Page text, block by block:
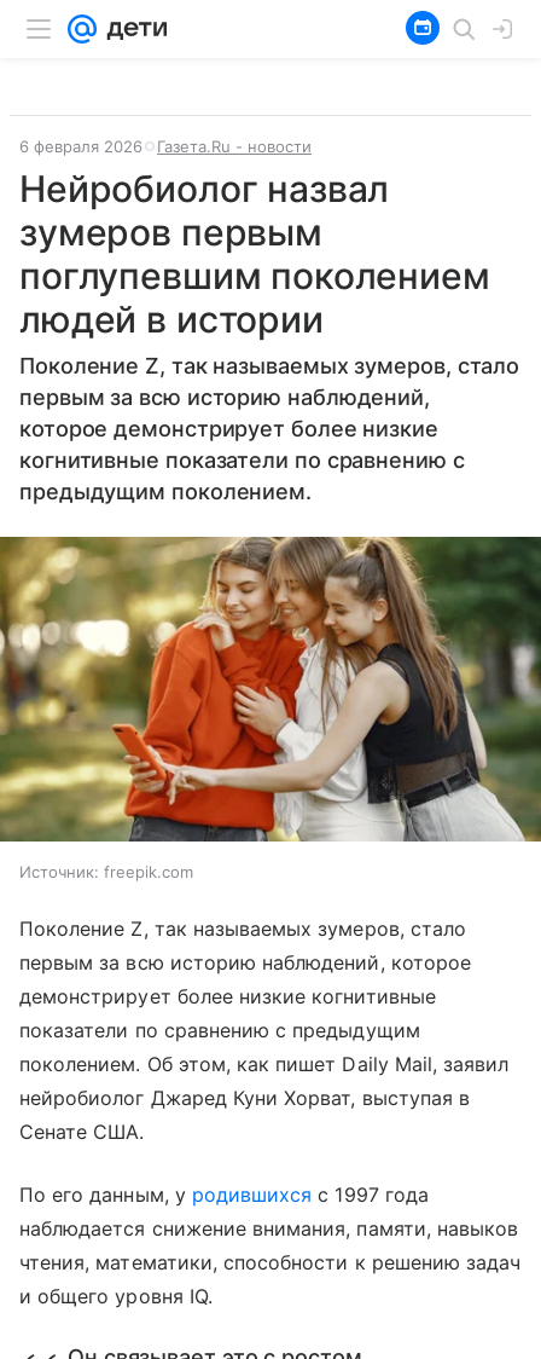
6 февраля 2026 Газета.Ru - новости
Нейробиолог назвал
зумеров первым
поглупевшим поколением
людей в истории
Поколение Z, так называемых зумеров, стало
первым за всю историю наблюдений,
которое демонстрирует более низкие
когнитивные показатели по сравнению с
предыдущим поколением.
Источник: freepik.com
Поколение Z, так называемых зумеров, стало
первым за всю историю наблюдений, которое
демонстрирует более низкие когнитивные
показатели по сравнению с предыдущим
поколением. Об этом, как пишет Daily Mail, заявил
нейробиолог Джаред Куни Хорват, выступая в
Сенате США.
По его данным, у родившихся с 1997 года
наблюдается снижение внимания, памяти, навыков
чтения, математики, способности к решению задач
и общего уровня IQ.